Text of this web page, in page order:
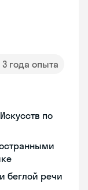
3 года опыта
по
беглой речи